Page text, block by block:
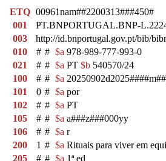
ETQ 00961nam##2200313###450#
001
PT.BNPORTUGAL.BNP-
003
http://id.bnportugal.gov.pt/bib/
010
# # $a 978-989-777-993-0
021
# # $a PT $b 540570/24
100
# # $a
101
0 # $a por
102
# # $a PT
105
# # $a a###z###000yy
106
# # $a r
200
1 # $a Rituais para viver em
205
# # $a 1ª ed